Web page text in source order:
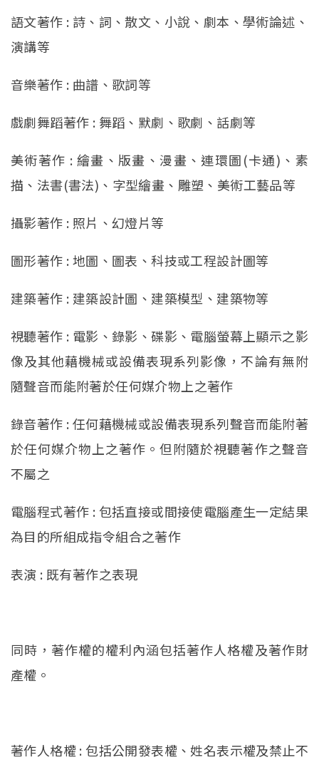
語文著作 : 詩、詞、散文、小說、劇本、學術論述、
演講等
音樂著作 : 曲譜、歌詞等
戲劇舞蹈著作 : 舞蹈、默劇、歌劇、話劇等
美術著作 : 繪畫、版畫、漫畫、連環圖(卡通)、素
描、法書(書法)、字型繪畫、雕塑、美術工藝品等
攝影著作 : 照片、幻燈片等
圖形著作 : 地圖、圖表、科技或工程設計圖等
建築著作 : 建築設計圖、建築模型、建築物等
視聽著作 : 電影、錄影、碟影、電腦螢幕上顯示之影
像及其他藉機械或設備表現系列影像，不論有無附
隨聲音而能附著於任何媒介物上之著作
錄音著作 : 任何藉機械或設備表現系列聲音而能附著
於任何媒介物上之著作。但附隨於視聽著作之聲音
不屬之
電腦程式著作 : 包括直接或間接使電腦產生一定結果
為目的所組成指令組合之著作
表演 : 既有著作之表現
同時，著作權的權利內涵包括著作人格權及著作財
產權。
著作人格權 : 包括公開發表權、姓名表示權及禁止不